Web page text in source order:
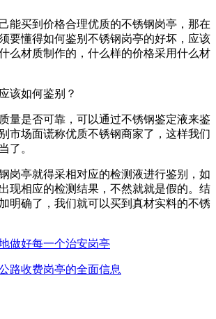
能买到价格合理优质的不锈钢岗亭，那在
要懂得如何鉴别不锈钢岗亭的好坏，应该
么材质制作的，什么样的价格采用什么材
量是否可靠，可以通过不锈钢鉴定液来鉴
市场面谎称优质不锈钢商家了，这样我们
了。
岗亭就得采相对应的检测液进行鉴别，如
现相应的检测结果，不然就就是假的。结
明确了，我们就可以买到真材实料的不锈
做好每一个治安岗亭
路收费岗亭的全面信息